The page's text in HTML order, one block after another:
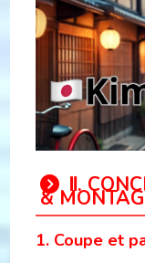
Ⅱ.
&
1. Coupe et